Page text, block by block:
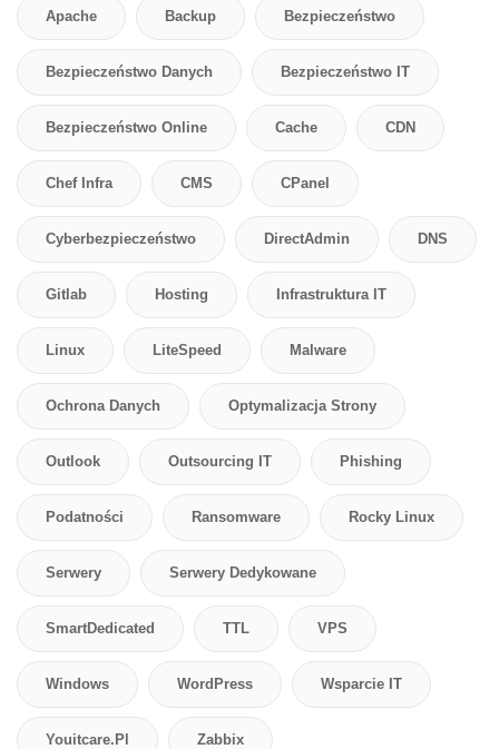
Apache Backup Bezpieczeństwo
Bezpieczeństwo Danych Bezpieczeństwo IT
Bezpieczeństwo Online Cache CDN
Chef Infra CMS CPanel
Cyberbezpieczeństwo DirectAdmin DNS
Gitlab Hosting Infrastruktura IT
Linux LiteSpeed Malware
Ochrona Danych Optymalizacja Strony
Outlook Outsourcing IT Phishing
Podatności Ransomware Rocky Linux
Serwery Serwery Dedykowane
SmartDedicated TTL VPS
Windows WordPress Wsparcie IT
Youitcare.pl Zabbix